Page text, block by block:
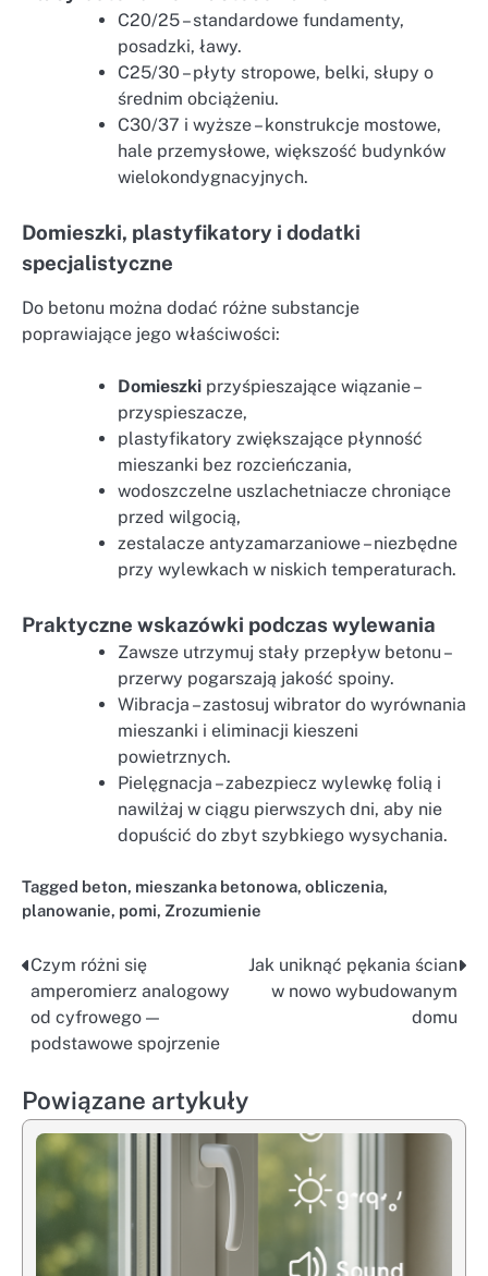
C20/25 – standardowe fundamenty,
posadzki, ławy.
C25/30 – płyty stropowe, belki, słupy o
średnim obciążeniu.
C30/37 i wyższe – konstrukcje mostowe,
hale przemysłowe, większość budynków
wielokondygnacyjnych.
Domieszki, plastyfikatory i dodatki
specjalistyczne
Do betonu można dodać różne substancje
poprawiające jego właściwości:
Domieszki przyśpieszające wiązanie –
przyspieszacze,
plastyfikatory zwiększające płynność
mieszanki bez rozcieńczania,
wodoszczelne uszlachetniacze chroniące
przed wilgocią,
zestalacze antyzamarzaniowe – niezbędne
przy wylewkach w niskich temperaturach.
Praktyczne wskazówki podczas wylewania
Zawsze utrzymuj stały przepływ betonu –
przerwy pogarszają jakość spoiny.
Wibracja – zastosuj wibrator do wyrównania
mieszanki i eliminacji kieszeni
powietrznych.
Pielęgnacja – zabezpiecz wylewkę folią i
nawilżaj w ciągu pierwszych dni, aby nie
dopuścić do zbyt szybkiego wysychania.
Tagged beton, mieszanka betonowa, obliczenia,
planowanie, pomi, Zrozumienie
Nawigacja
wpisu
Czym różni się
amperomierz analogowy
od cyfrowego —
podstawowe spojrzenie
Jak uniknąć pękania ścian
w nowo wybudowanym
domu
Powiązane artykuły